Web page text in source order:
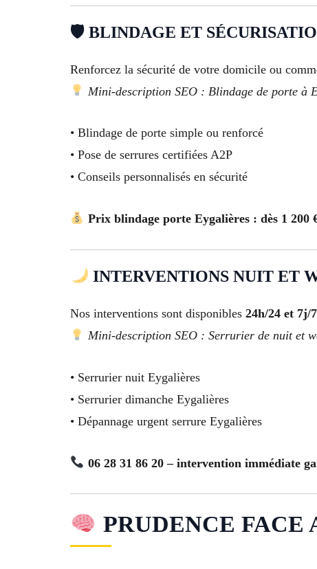
🛡 BLINDAGE ET
Renforcez la sécurité de votre domicile ou
Mini-description SEO : Blindage de porte à
• Blindage de porte simple ou renforcé
• Pose de serrures certifiées A2P
• Conseils personnalisés en sécurité
Prix blindage porte Eygalières : dès 1 200
INTERVENTIONS NUIT ET
Nos interventions sont disponibles 24h/24 et 7j/7
Mini-description SEO : Serrurier de nuit et
• Serrurier nuit Eygalières
• Serrurier dimanche Eygalières
• Dépannage urgent serrure Eygalières
06 28 31 86 20 – intervention immédiate
PRUDENCE FACE